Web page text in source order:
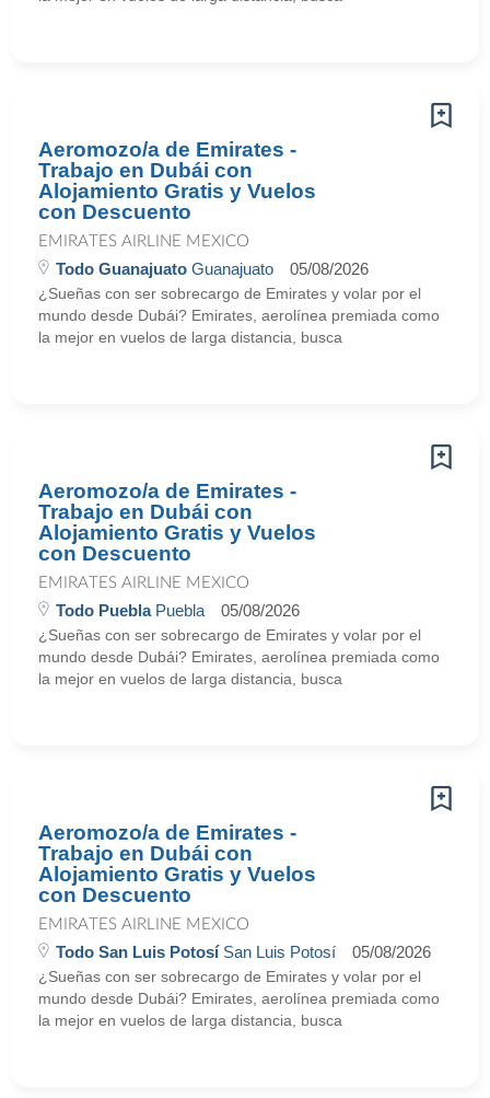
Aeromozo/a de Emirates -
Trabajo en Dubái con
Alojamiento Gratis y Vuelos
con Descuento
EMIRATES AIRLINE MEXICO
Todo Guanajuato Guanajuato 05/08/2026
¿Sueñas con ser sobrecargo de Emirates y volar por el
mundo desde Dubái? Emirates, aerolínea premiada como
la mejor en vuelos de larga distancia, busca
Aeromozo/a de Emirates -
Trabajo en Dubái con
Alojamiento Gratis y Vuelos
con Descuento
EMIRATES AIRLINE MEXICO
Todo PueblaPuebla 05/08/2026
¿Sueñas con ser sobrecargo de Emirates y volar por el
mundo desde Dubái? Emirates, aerolínea premiada como
la mejor en vuelos de larga distancia, busca
Aeromozo/a de Emirates -
Trabajo en Dubái con
Alojamiento Gratis y Vuelos
con Descuento
EMIRATES AIRLINE MEXICO
Todo San Luis PotosíSan Luis Potosí 05/08/2026
¿Sueñas con ser sobrecargo de Emirates y volar por el
mundo desde Dubái? Emirates, aerolínea premiada como
la mejor en vuelos de larga distancia, busca